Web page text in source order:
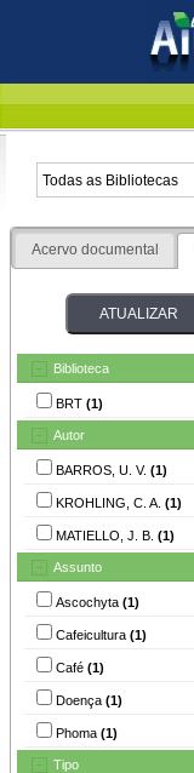
Acervo documental
Biblioteca
BRT (1)
Autor
BARROS, U. V. (1)
KROHLING, C. A. (1)
MATIELLO, J. B. (1)
Assunto
Ascochyta (1)
Cafeicultura (1)
Café (1)
Doença (1)
Phoma (1)
Tipo